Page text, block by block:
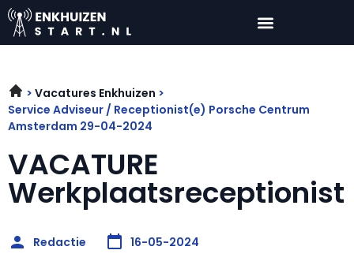
Vacatures Enkhuizen
Service Adviseur / Receptionist(e) Porsche Centrum
Amsterdam 29-04-2024
VACATURE
Werkplaatsreceptionist
Redactie 16-05-2024